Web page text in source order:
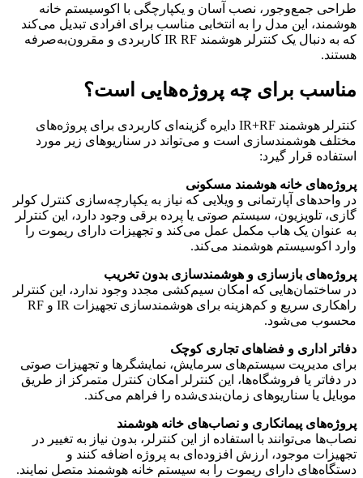
طراحی جمع‌وجور، نصب آسان و یکپارچگی با اکوسیستم خانه
هوشمند، این مدل را به انتخابی مناسب برای افرادی تبدیل می‌کند
که به دنبال یک کنترلر هوشمند IR RF کاربردی و مقرون‌به‌صرفه
هستند.
مناسب برای چه پروژه‌هایی است؟
کنترلر هوشمند IR+RF دایره گزینه‌ای کاربردی برای پروژه‌های
مختلف هوشمندسازی است و می‌تواند در سناریوهای زیر مورد
استفاده قرار گیرد:
پروژه‌های خانه هوشمند مسکونی
در واحدهای آپارتمانی و ویلایی که نیاز به یکپارچه‌سازی کنترل کولر
گازی، تلویزیون، سیستم صوتی یا پرده برقی وجود دارد، این کنترلر
به عنوان یک هاب مکمل عمل می‌کند و تجهیزات دارای ریموت را
وارد اکوسیستم هوشمند می‌کند.
پروژه‌های بازسازی و هوشمندسازی بدون تخریب
در ساختمان‌هایی که امکان سیم‌کشی مجدد وجود ندارد، این کنترلر
راهکاری سریع و کم‌هزینه برای هوشمندسازی تجهیزات IR و RF
محسوب می‌شود.
دفاتر اداری و فضاهای تجاری کوچک
برای مدیریت سیستم‌های سرمایش، نمایشگرها و تجهیزات صوتی
در دفاتر یا فروشگاه‌ها، این کنترلر امکان کنترل متمرکز از طریق
موبایل یا سناریوهای زمان‌بندی‌شده را فراهم می‌کند.
پروژه‌های پیمانکاری و نصاب‌های خانه هوشمند
نصاب‌ها می‌توانند با استفاده از این کنترلر، بدون نیاز به تغییر در
تجهیزات موجود، ارزش افزوده‌ای به پروژه اضافه کنند و
دستگاه‌های دارای ریموت را به سیستم خانه هوشمند متصل نمایند.